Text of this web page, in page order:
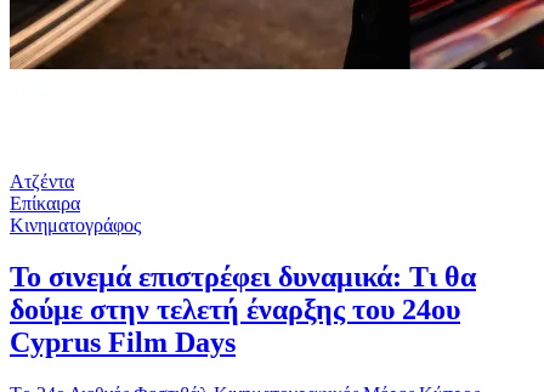
Ατζέντα
Επίκαιρα
Κινηματογράφος
Το σινεμά επιστρέφει δυναμικά: Τι θα
δούμε στην τελετή έναρξης του 24ου
Cyprus Film Days